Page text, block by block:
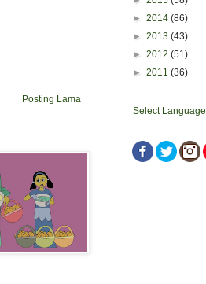
Posting Lama
► 2014 (86)
► 2013 (43)
► 2012 (51)
► 2011 (36)
Select Language